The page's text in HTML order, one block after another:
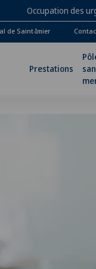
Occupation des
de Saint-Imier
Prestations